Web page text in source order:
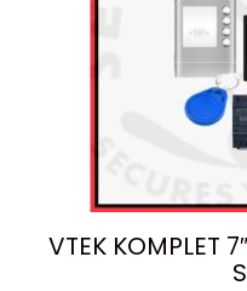
VTEK KOMPLET